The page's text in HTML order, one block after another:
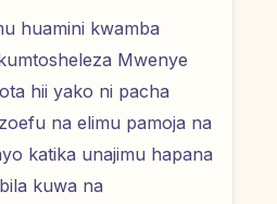
huamini kwamba
Mwenye
hii yako ni pacha
na elimu pamoja na
katika unajimu hapana
kuwa na